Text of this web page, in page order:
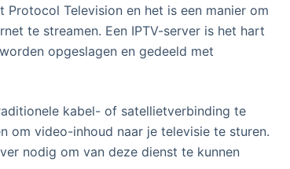
Television en het is een manier om
te streamen. Een IPTV-server is het hart
opgeslagen en gedeeld met
kabel- of satellietverbinding te
om video-inhoud naar je televisie te sturen.
nodig om van deze dienst te kunnen